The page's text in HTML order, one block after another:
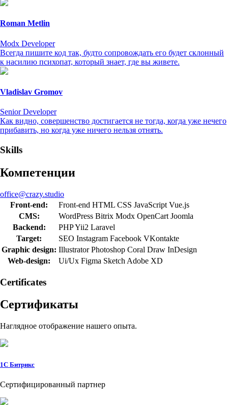
Roman Metlin
Modx Developer
Всегда пишите код так, будто сопровождать его будет склонный
к насилию психопат, который знает, где вы живете.
Vladislav Gromov
Senior Developer
Как видно, совершенство достигается не тогда, когда уже нечего
прибавить, но когда уже ничего нельзя отнять.
Skills
Компетенции
office@crazy.studio
Front-end:
Front-end HTML CSS JavaScript Vue.js
CMS:
WordPress Bitrix Modx OpenCart Joomla
Backend:
PHPYii2 Laravel
Target:
SEO Instagram Facebook VKontakte
Graphic design: Illustrator Photoshop Coral Draw InDesign
Web-design:
Ui/Ux Figma Sketch Adobe XD
Сertificates
Сертификаты
Наглядное отображение нашего опыта.
1C Битрикс
Сертифицированный партнер